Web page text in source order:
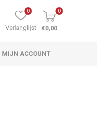
Verlanglijst
0 0
€0,00
MIJN ACCOUNT